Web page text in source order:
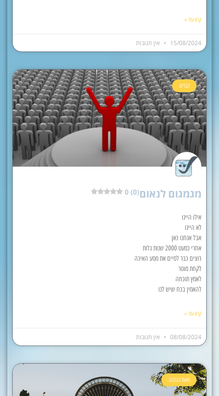
קרא עוד »
15/08/2024 אין תגובות
דברים
מגמגום לנאום0 (0)
אילו היינו
לא היינו
אבל אנחנו כאן
אחרי כמעט 2000 שנות גלות
רוצים כבר לסיים את מסע האיכה
לקחת מוסר
לאמץ תוכחה
להאמין בכח שיש לנו
קרא עוד »
08/08/2024 אין תגובות
וזאת הברכה